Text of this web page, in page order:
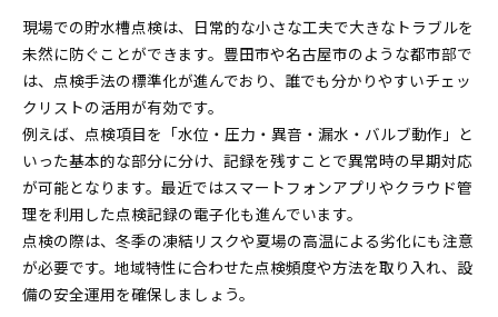
現場での貯水槽点検は、日常的な小さな工夫で大きなトラブルを
未然に防ぐことができます。豊田市や名古屋市のような都市部で
は、点検手法の標準化が進んでおり、誰でも分かりやすいチェッ
クリストの活用が有効です。
例えば、点検項目を「水位・圧力・異音・漏水・バルブ動作」と
いった基本的な部分に分け、記録を残すことで異常時の早期対応
が可能となります。最近ではスマートフォンアプリやクラウド管
理を利用した点検記録の電子化も進んでいます。
点検の際は、冬季の凍結リスクや夏場の高温による劣化にも注意
が必要です。地域特性に合わせた点検頻度や方法を取り入れ、設
備の安全運用を確保しましょう。